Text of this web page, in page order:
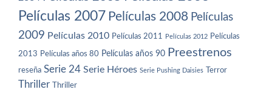
Películas 2007 Películas 2008 Películas
2009 Películas 2010 Películas 2011 Películas 2012 Películas
2013 Películas años 80 Películas años 90 Preestrenos
reseña Serie 24 Serie Héroes Serie Pushing Daisies Terror
Thriller Thriller